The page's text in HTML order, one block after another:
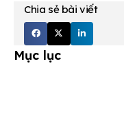
Chia sẻ bài viết
Mục lục